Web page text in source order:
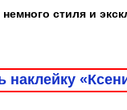
стиля и
наклейку